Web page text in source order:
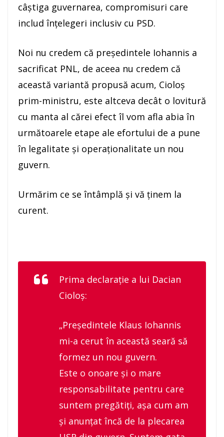
câștiga guvernarea, compromisuri care
includ înțelegeri inclusiv cu PSD.
Noi nu credem că președintele Iohannis a
sacrificat PNL, de aceea nu credem că
această variantă propusă acum, Cioloș
prim-ministru, este altceva decât o lovitură
cu manta al cărei efect îl vom afla abia în
următoarele etape ale efortului de a pune
în legalitate și operaționalitate un nou
guvern.
Urmărim ce se întâmplă și vă ținem la
curent.
Prima declarație a lui Dacian
Cioloș:
„Președintele Klaus Iohannis
mi-a cerut în această seară să
formez un nou guvern.
Este o onoare și o mare
responsabilitate pentru care
suntem pregătiți, așa cum am
și anunțat încă de la plecarea